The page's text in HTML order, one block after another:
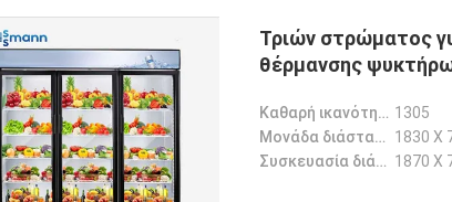
Τριών στρώματος
θέρμανσης
Καθαρή ικανότητα (Λ): 1305
Μονάδα διάσταση-χιλ.:
1830 X
Συσκευασία διάσταση-χιλ.: 1870 X